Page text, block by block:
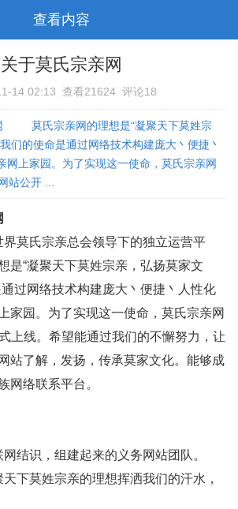
查看内容
关于莫氏宗亲网
14 02:13 查看21624 评论18
莫氏宗亲网的理想是“凝聚天下莫姓宗
们的使命是通过网络技术构建庞大丶便捷丶
网上家园。为了实现这一使命，莫氏宗亲网
站公开 ...
莫氏宗亲总会领导下的独立运营平
是“凝聚天下莫姓宗亲，弘扬莫家文
过网络技术构建庞大丶便捷丶人性化
家园。为了实现这一使命，莫氏宗亲网
上线。希望能通过我们的不懈努力，让
站了解，发扬，传承莫家文化。能够成
网络联系平台。
结识，组建起来的义务网站团队。
下莫姓宗亲的理想挥洒我们的汗水，